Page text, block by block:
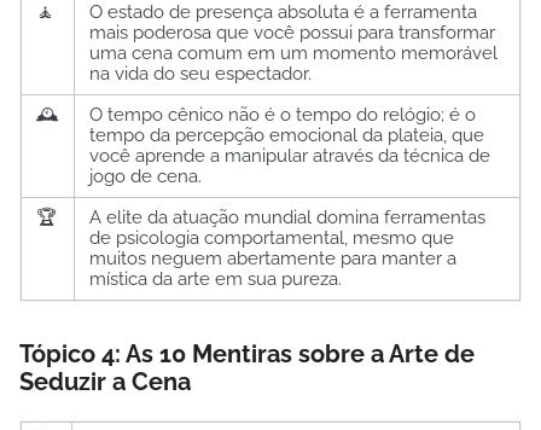
🧘
O estado de presença absoluta é a ferramenta
mais poderosa que você possui para transformar
uma cena comum em um momento memorável
na vida do seu espectador.
🕰️
O tempo cênico não é o tempo do relógio; é o
tempo da percepção emocional da plateia, que
você aprende a manipular através da técnica de
jogo de cena.
🏆
A elite da atuação mundial domina ferramentas
de psicologia comportamental, mesmo que
muitos neguem abertamente para manter a
mística da arte em sua pureza.
Tópico 4: As 10 Mentiras sobre a Arte de
Seduzir a Cena